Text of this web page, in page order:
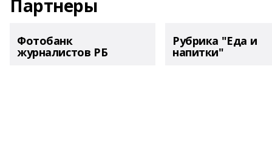
Партнеры
Фотобанк
журналистов РБ
Рубрика "Еда и
напитки"